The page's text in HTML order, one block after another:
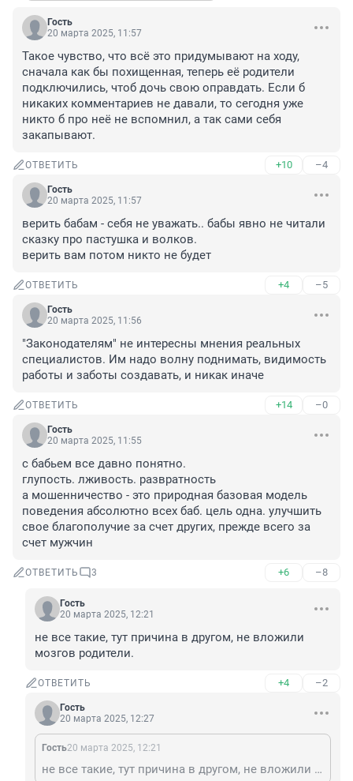
Гость
20 марта 2025, 11:57
Такое чувство, что всё это придумывают на ходу,
сначала как бы похищенная, теперь её родители
подключились, чтоб дочь свою оправдать. Если б
никаких комментариев не давали, то сегодня уже
никто б про неё не вспомнил, а так сами себя
закапывают.
ОТВЕТИТЬ +10 –4
Гость
20 марта 2025, 11:57
верить бабам - себя не уважать.. бабы явно не читали
сказку про пастушка и волков.
верить вам потом никто не будет
ОТВЕТИТЬ +4 –5
Гость
20 марта 2025, 11:56
"Законодателям" не интересны мнения реальных
специалистов. Им надо волну поднимать, видимость
работы и заботы создавать, и никак иначе
ОТВЕТИТЬ +14 –0
Гость
20 марта 2025, 11:55
с бабьем все давно понятно.
глупость. лживость. развратность
а мошенничество - это природная базовая модель
поведения абсолютно всех баб. цель одна. улучшить
свое благополучие за счет других, прежде всего за
счет мужчин
ОТВЕТИТЬ 3 +6 –8
Гость
20 марта 2025, 12:21
не все такие, тут причина в другом, не вложили
мозгов родители.
ОТВЕТИТЬ +4 –2
Гость
20 марта 2025, 12:27
Гость20 марта 2025, 12:21
не все такие, тут причина в другом, не вложили мозгов родители.